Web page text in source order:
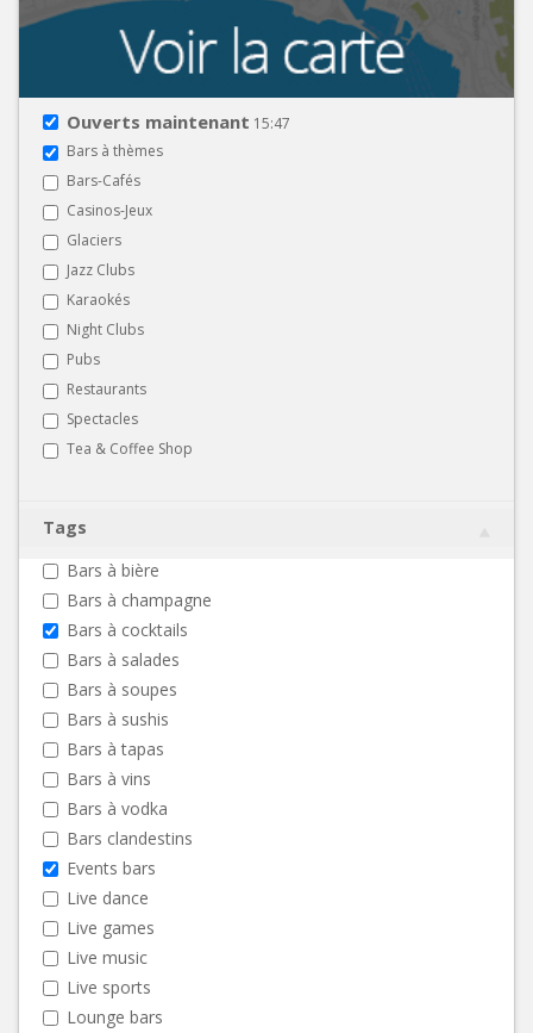
Ouverts maintenant 15:47
Bars à thèmes
Bars-Cafés
Casinos-Jeux
Glaciers
Jazz Clubs
Karaokés
Night Clubs
Pubs
Restaurants
Spectacles
Tea & Coffee Shop
Tags
Bars à bière
Bars à champagne
Bars à cocktails
Bars à salades
Bars à soupes
Bars à sushis
Bars à tapas
Bars à vins
Bars à vodka
Bars clandestins
Events bars
Live dance
Live games
Live music
Live sports
Lounge bars